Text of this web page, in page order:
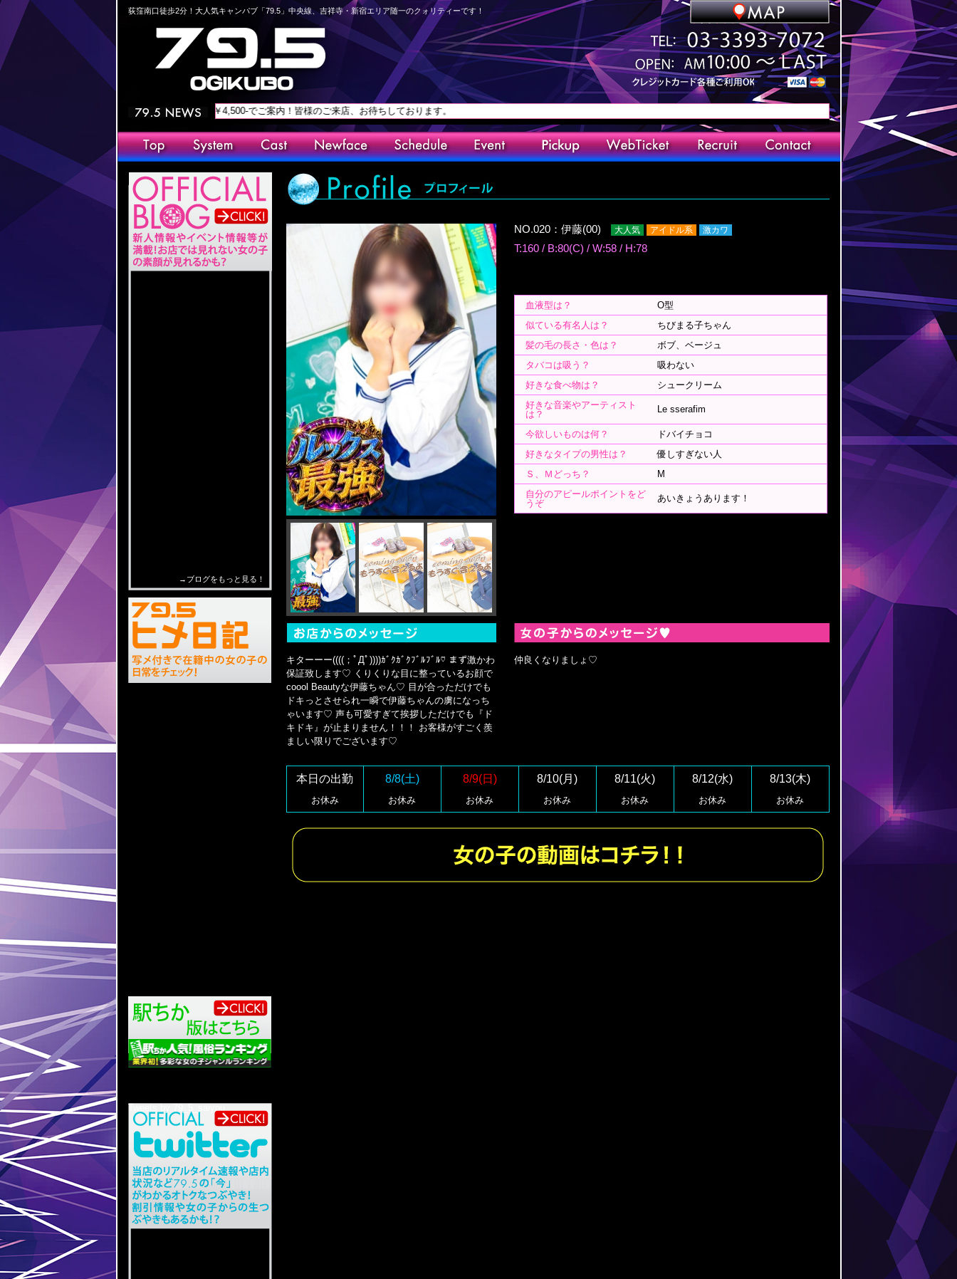
荻窪南口徒歩2分！大人気キャンパブ「79.5」中央線、吉祥寺・新宿エリア随一のクォリティーです！
リングラッシュ】を開催！！最安値￥4,500-でご案内！皆様のご来店、お待ちしております。
→ブログをもっと見る！
Tweets by 79_5_saiyou
NO.020：伊藤(00) 大人気 アイドル系 激カワ
T:160 / B:80(C) / W:58 / H:78
血液型は？
O型
似ている有名人は？
ちびまる子ちゃん
髪の毛の長さ・色は？
ボブ、ベージュ
タバコは吸う？
吸わない
好きな食べ物は？
シュークリーム
好きな音楽やアーティスト
は？
Le sserafim
今欲しいものは何？
ドバイチョコ
好きなタイプの男性は？
優しすぎない人
Ｓ、Ｍどっち？
M
自分のアピールポイントをど
うぞ
あいきょうあります！
キターーー((((；ﾟДﾟ))))ｶﾞｸｶﾞｸﾌﾞﾙﾌﾞﾙ♡ まず激かわ
保証致します♡ くりくりな目に整っているお顔で
coool Beautyな伊藤ちゃん♡ 目が合っただけでも
ドキっとさせられ一瞬で伊藤ちゃんの虜になっち
ゃいます♡ 声も可愛すぎて挨拶しただけでも『ド
キドキ』が止まりません！！！ お客様がすごく羨
ましい限りでございます♡
仲良くなりましょ♡
本日の出勤 8/8(土) 8/9(日) 8/10(月) 8/11(火) 8/12(水) 8/13(木)
お休み お休み お休み お休み お休み お休み お休み